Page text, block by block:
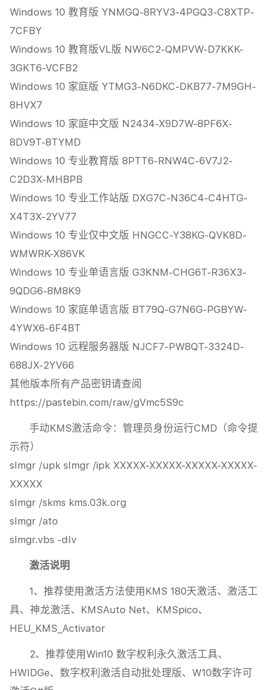
Windows 10 教育版 YNMGQ-8RYV3-4PGQ3-C8XTP-
7CFBY
Windows 10 教育版VL版 NW6C2-QMPVW-D7KKK-
3GKT6-VCFB2
Windows 10 家庭版 YTMG3-N6DKC-DKB77-7M9GH-
8HVX7
Windows 10 家庭中文版 N2434-X9D7W-8PF6X-
8DV9T-8TYMD
Windows 10 专业教育版 8PTT6-RNW4C-6V7J2-
C2D3X-MHBPB
Windows 10 专业工作站版 DXG7C-N36C4-C4HTG-
X4T3X-2YV77
Windows 10 专业仅中文版 HNGCC-Y38KG-QVK8D-
WMWRK-X86VK
Windows 10 专业单语言版 G3KNM-CHG6T-R36X3-
9QDG6-8M8K9
Windows 10 家庭单语言版 BT79Q-G7N6G-PGBYW-
4YWX6-6F4BT
Windows 10 远程服务器版 NJCF7-PW8QT-3324D-
688JX-2YV66
其他版本所有产品密钥请查阅
https://pastebin.com/raw/gVmc5S9c
手动KMS激活命令：管理员身份运行CMD（命令提
示符）
slmgr /upk slmgr /ipk XXXXX-XXXXX-XXXXX-XXXXX-
XXXXX
slmgr /skms kms.03k.org
slmgr /ato
slmgr.vbs -dlv
激活说明
1、推荐使用激活方法使用KMS 180天激活、激活工
具、神龙激活、KMSAuto Net、KMSpico、
HEU_KMS_Activator
2、推荐使用Win10 数字权利永久激活工具、
HWIDGe、数字权利激活自动批处理版、W10数字许可